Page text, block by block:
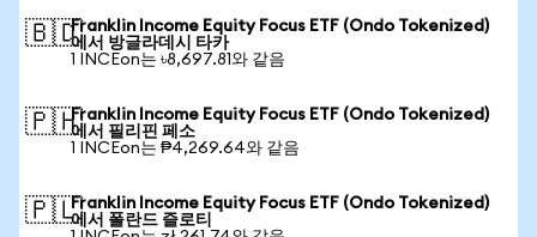
🇧🇩Franklin Income Equity Focus ETF (Ondo Tokenized)
에서 방글라데시 타카
1 INCEon는 ৳8,697.81와 같음
🇵🇭Franklin Income Equity Focus ETF (Ondo Tokenized)
에서 필리핀 페소
1 INCEon는 ₱4,269.64와 같음
🇵🇱Franklin Income Equity Focus ETF (Ondo Tokenized)
에서 폴란드 즐로티